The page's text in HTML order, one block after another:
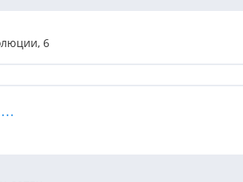
6
+7 (925) 217-11-11